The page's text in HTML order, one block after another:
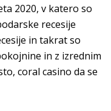
2020, v katero so
recesije
in takrat so
in z izrednim
coral casino da se